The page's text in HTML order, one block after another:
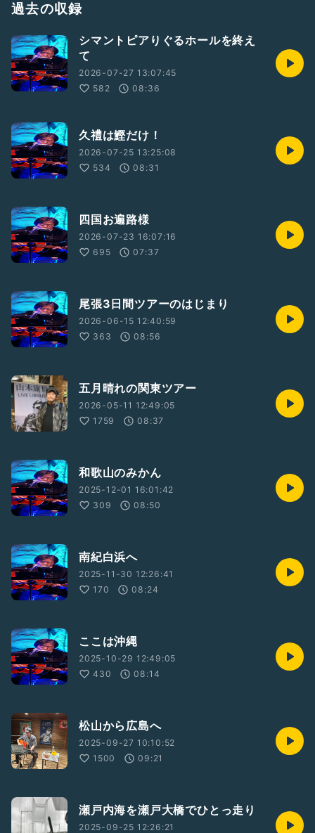
過去の収録
シマントピアりぐるホールを終え
て
2026-07-27 13:07:45
582
08:36
久禮は鰹だけ！
2026-07-25 13:25:08
534
08:31
四国お遍路様
2026-07-23 16:07:16
695
07:37
尾張3日間ツアーのはじまり
2026-06-15 12:40:59
363
08:56
五月晴れの関東ツアー
2026-05-11 12:49:05
1759
08:37
和歌山のみかん
2025-12-01 16:01:42
309
08:50
南紀白浜へ
2025-11-30 12:26:41
170
08:24
ここは沖縄
2025-10-29 12:49:05
430
08:14
松山から広島へ
2025-09-27 10:10:52
1500
09:21
瀬戸内海を瀬戸大橋でひとっ走り
2025-09-25 12:26:21